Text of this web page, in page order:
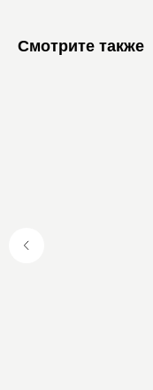
Смотрите также